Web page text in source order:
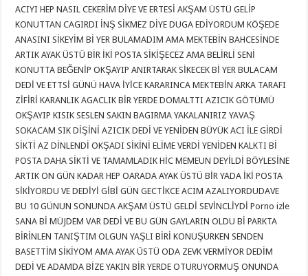
ACIYI HEP NASIL CEKERİM DİYE VE ERTESİ AKŞAM ÜSTÜ GELİP
KONUTTAN CAGIRDI İNŞ SİKMEZ DİYE DUGA EDİYORDUM KÖŞEDE
ANASINI SİKEYİM Bİ YER BULAMADIM AMA MEKTEBİN BAHCESİNDE
ARTIK AYAK ÜSTÜ BİR İKİ POSTA SİKİŞECEZ AMA BELİRLİ SENİ
KONUTTA BEĞENİP OKŞAYIP ANIRTARAK SİKECEK Bİ YER BULACAM
DEDİ VE ETTSİ GÜNÜ HAVA İYİCE KARARINCA MEKTEBİN ARKA TARAFI
ZİFİRİ KARANLIK AGACLIK BİR YERDE DOMALTTI AZICIK GÖTÜMÜ
OKŞAYIP KISIK SESLEN SAKIN BAGIRMA YAKALANIRIZ YAVAŞ
SOKACAM SIK DİŞİNİ AZICIK DEDİ VE YENİDEN BÜYÜK ACI İLE GİRDİ
SİKTİ AZ DİNLENDİ OKŞADI SİKİNİ ELİME VERDİ YENİDEN KALKTI Bİ
POSTA DAHA SİKTİ VE TAMAMLADIK HİC MEMEUN DEYİLDİ BÖYLESİNE
ARTIK ON GÜN KADAR HEP OARADA AYAK ÜSTÜ BİR YADA İKİ POSTA
SİKİYORDU VE DEDİYİ GİBİ GÜN GECTİKCE ACIM AZALIYORDUDAVE
BU 10 GÜNUN SONUNDA AKŞAM ÜSTÜ GELDİ SEVİNCLİYDİ Porno izle
SANA Bİ MÜJDEM VAR DEDİ VE BU GÜN GAYLARIN OLDU Bİ PARKTA
BİRİNLEN TANIŞTIM OLGUN YAŞLI BİRİ KONUŞURKEN SENDEN
BASETTİM SİKİYOM AMA AYAK ÜSTÜ ODA ZEVK VERMİYOR DEDİM
DEDİ VE ADAMDA BİZE YAKIN BİR YERDE OTURUYORMUŞ ONUNDA